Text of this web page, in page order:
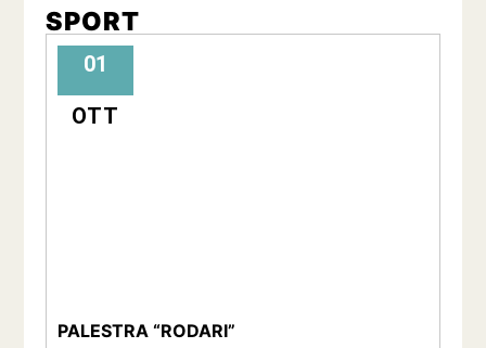
SPORT
01
OTT
PALESTRA “RODARI”